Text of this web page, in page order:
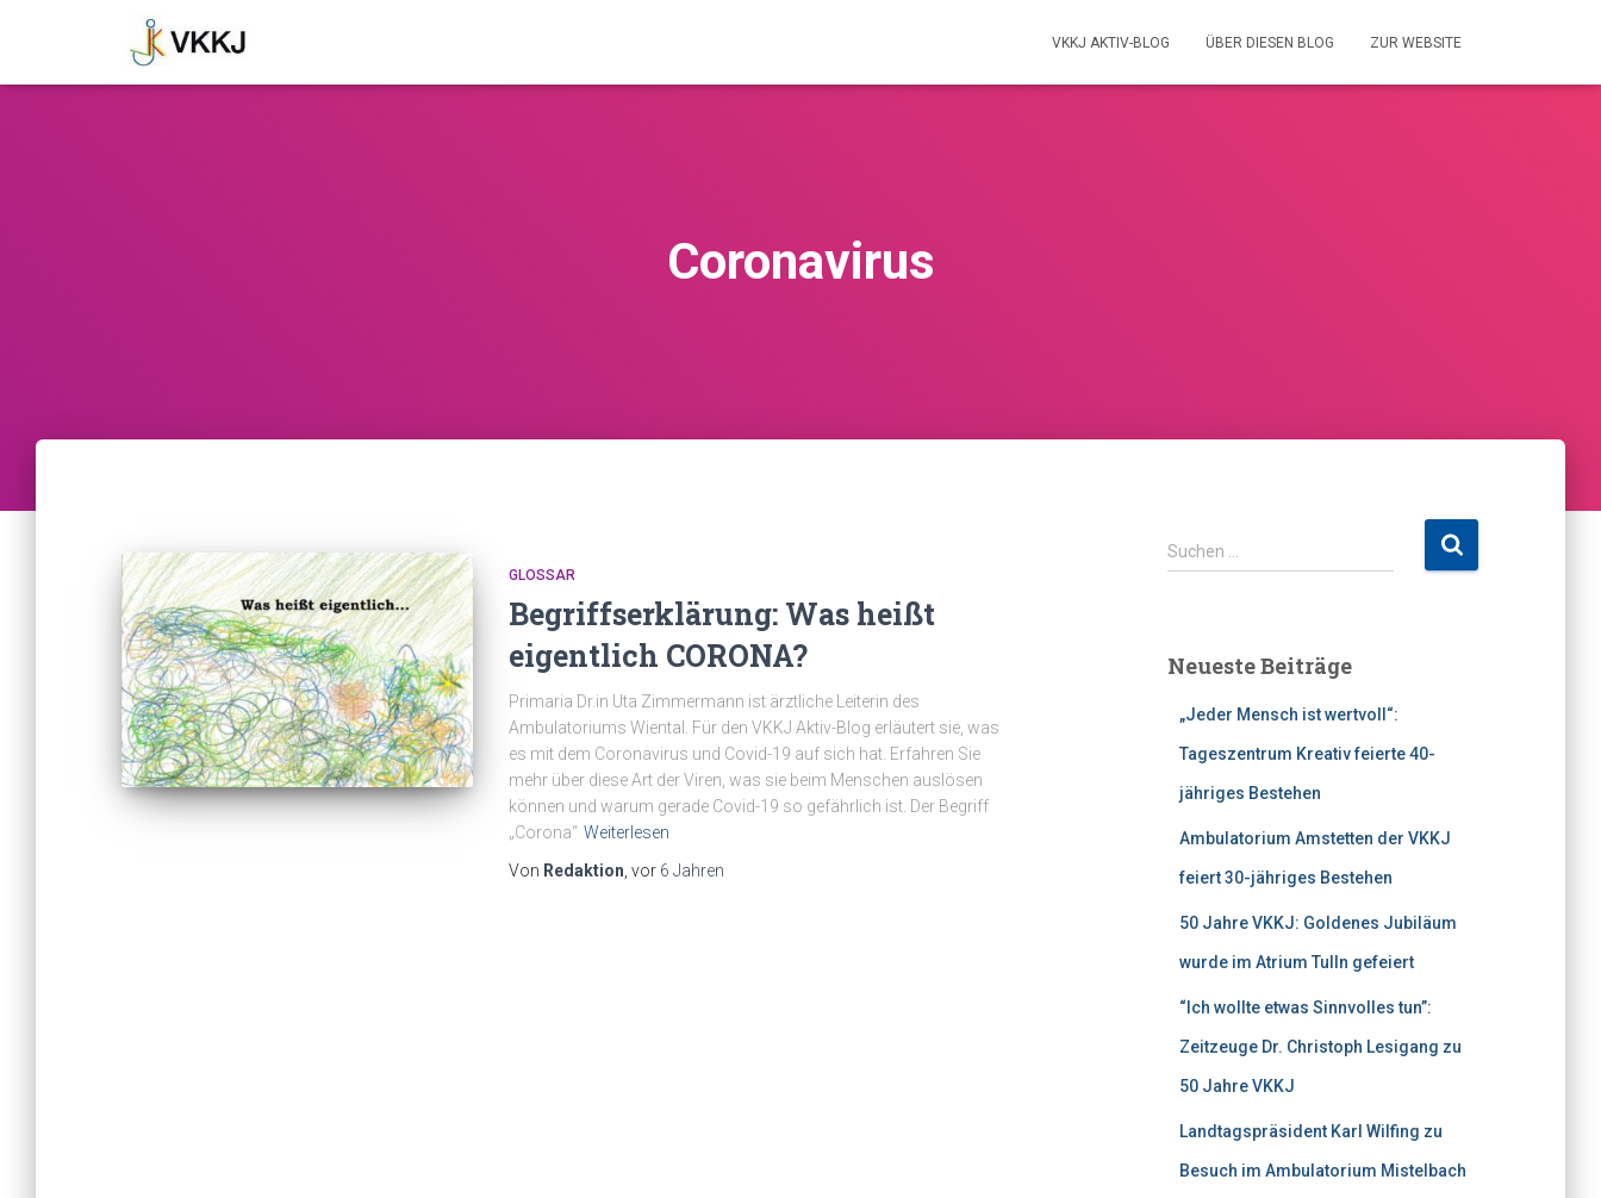
VKKJ AKTIV-BLOG ÜBER DIESEN BLOG ZUR WEBSITE
Coronavirus
GLOSSAR
Begriffserklärung: Was heißt
eigentlich CORONA?
Primaria Dr.in Uta Zimmermann ist ärztliche Leiterin des
Ambulatoriums Wiental. Für den VKKJ Aktiv-Blog erläutert sie, was
es mit dem Coronavirus und Covid-19 auf sich hat. Erfahren Sie
mehr über diese Art der Viren, was sie beim Menschen auslösen
können und warum gerade Covid-19 so gefährlich ist. Der Begriff
„Corona“ Weiterlesen
Von Redaktion , vor 6 Jahren
S
u
n
Suchen …
Neueste Beiträge
„Jeder Mensch ist wertvoll“:
Tageszentrum Kreativ feierte 40-
jähriges Bestehen
Ambulatorium Amstetten der VKKJ
feiert 30-jähriges Bestehen
50 Jahre VKKJ: Goldenes Jubiläum
wurde im Atrium Tulln gefeiert
“Ich wollte etwas Sinnvolles tun”:
Zeitzeuge Dr. Christoph Lesigang zu
50 Jahre VKKJ
Landtagspräsident Karl Wilfing zu
Besuch im Ambulatorium Mistelbach